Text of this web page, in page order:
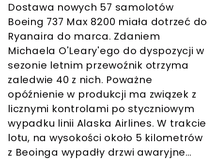
Dostawa nowych 57 samolotów
Boeing 737 Max 8200 miała dotrzeć do
Ryanaira do marca. Zdaniem
Michaela O'Leary'ego do dyspozycji w
sezonie letnim przewoźnik otrzyma
zaledwie 40 z nich. Poważne
opóźnienie w produkcji ma związek z
licznymi kontrolami po styczniowym
wypadku linii Alaska Airlines. W trakcie
lotu, na wysokości około 5 kilometrów
z Beoinga wypadły drzwi awaryjne…